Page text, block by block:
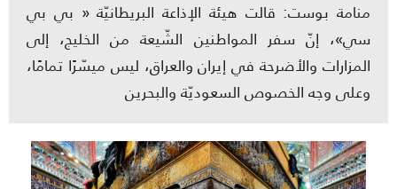
منامة بوست: قالت هيئة الإذاعة البريطانيّة « بي بي
سي»، إنّ سفر المواطنين الشّيعة من الخليج، إلى
المزارات والأضرحة في إيران والعراق، ليس ميسّرًا تمامًا،
وعلى وجه الخصوص السعوديّة والبحرين